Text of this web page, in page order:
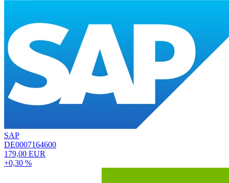
SAP
DE0007164600
179,00 EUR
+0,30 %